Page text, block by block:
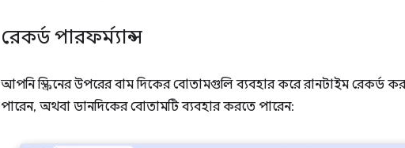
রেকর্ড পারফর্ম্যান্স
আপনি স্ক্রিনের উপরের বাম দিকের বোতামগুলি ব্যবহার করে রানটাইম রেকর্ড
পারেন, অথবা ডানদিকের বোতামটি ব্যবহার করতে পারেন: